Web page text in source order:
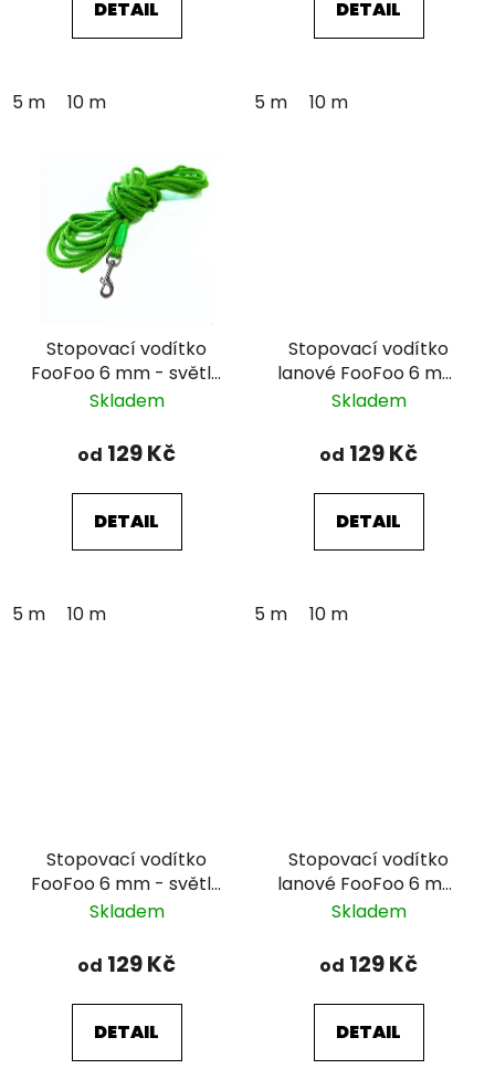
DETAIL
5 m 10 m
DETAIL
5 m 10 m
Stopovací vodítko
FooFoo 6 mm - světle
zelené
Skladem
od 129 Kč
DETAIL
5 m 10 m
Stopovací vodítko
lanové FooFoo 6 mm
- černé
Skladem
od 129 Kč
DETAIL
5 m 10 m
Stopovací vodítko
FooFoo 6 mm - světle
modré
Skladem
od 129 Kč
DETAIL
Stopovací vodítko
lanové FooFoo 6 mm
- červené
Skladem
od 129 Kč
DETAIL